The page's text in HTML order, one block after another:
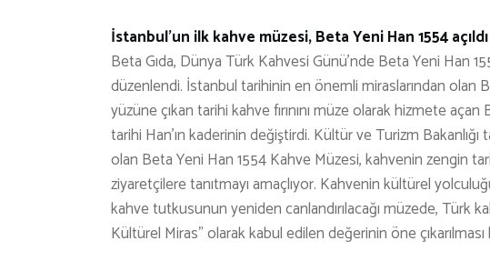
İstanbul’un ilk kahve müzesi, Beta Yeni Han 1554 açıldı
Beta Gıda, Dünya Türk Kahvesi Günü’nde Beta Yeni Han
düzenlendi. İstanbul tarihinin en önemli miraslarından olan
yüzüne çıkan tarihi kahve fırınını müze olarak hizmete
tarihi Han’ın kaderinin değiştirdi. Kültür ve Turizm
olan Beta Yeni Han 1554 Kahve Müzesi, kahvenin zengin
ziyaretçilere tanıtmayı amaçlıyor. Kahvenin kültürel
kahve tutkusunun yeniden canlandırılacağı müzede, Türk
Kültürel Miras” olarak kabul edilen değerinin öne